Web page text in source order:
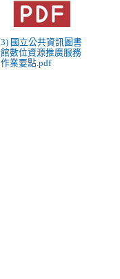
3) 國立公共資訊圖書
館數位資源推廣服務
作業要點.pdf